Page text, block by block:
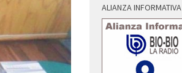
ALIANZA INFORMATIVA